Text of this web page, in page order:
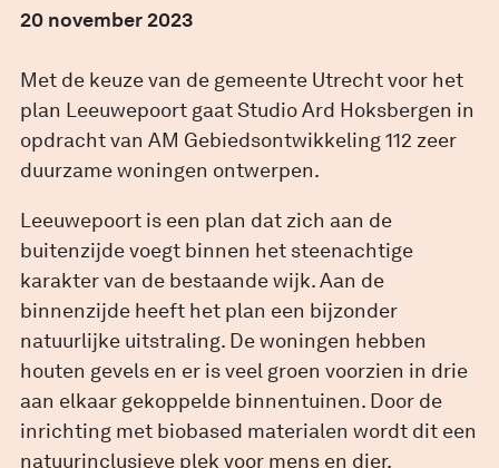
20 november 2023
Met de keuze van de gemeente Utrecht voor het
plan Leeuwepoort gaat Studio Ard Hoksbergen in
opdracht van AM Gebiedsontwikkeling 112 zeer
duurzame woningen ontwerpen.
Leeuwepoort is een plan dat zich aan de
buitenzijde voegt binnen het steenachtige
karakter van de bestaande wijk. Aan de
binnenzijde heeft het plan een bijzonder
natuurlijke uitstraling. De woningen hebben
houten gevels en er is veel groen voorzien in drie
aan elkaar gekoppelde binnentuinen. Door de
inrichting met biobased materialen wordt dit een
natuurinclusieve plek voor mens en dier.